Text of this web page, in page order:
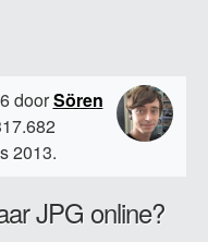
doorSören
2013.
JPG online?